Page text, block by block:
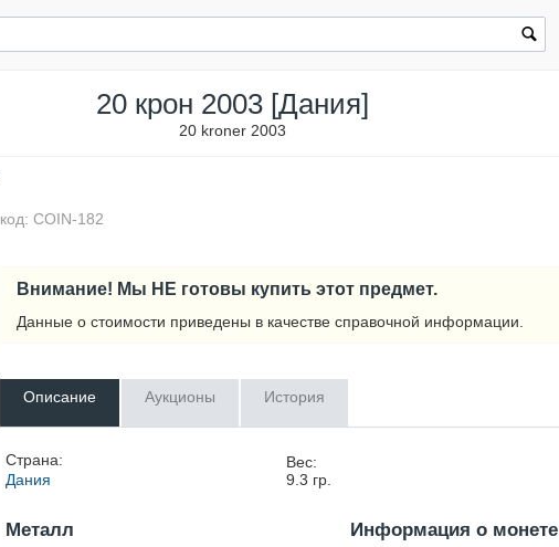
20 крон 2003 [Дания]
20 kroner 2003
код: COIN-182
Внимание! Мы НЕ готовы купить этот предмет.
Данные о стоимости приведены в качестве справочной информации.
Описание Аукционы История
Страна:
Дания
Вес:
9.3 гр.
Металл Информация о монете